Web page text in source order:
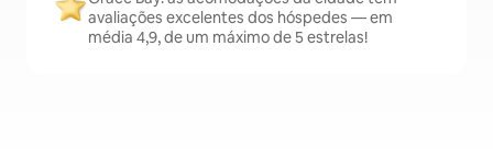
avaliações excelentes dos hóspedes — em
média 4,9, de um máximo de 5 estrelas!